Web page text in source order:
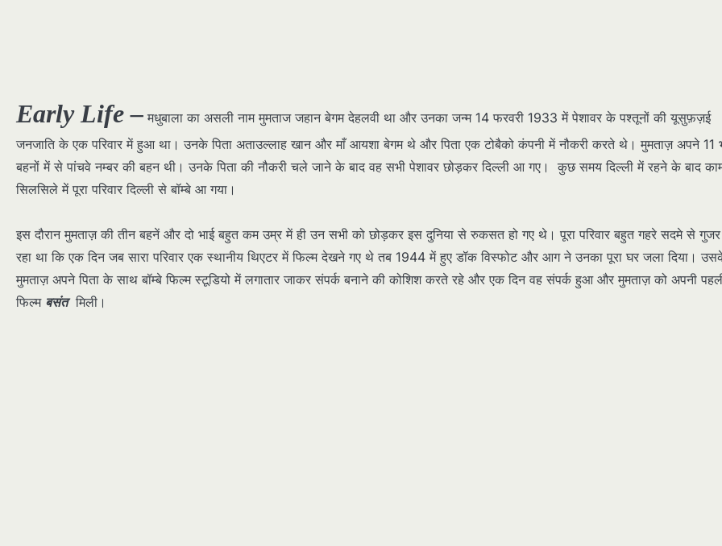
Early Life – मधुबाला का असली नाम मुमताज जहान बेगम देहलवी था और उनका जन्म 14 फरवरी 1933 में पेशावर के पश्तूनों की यूसुफ़ज़ई
जनजाति के एक परिवार में हुआ था। उनके पिता अताउल्लाह खान और माँ आयशा बेगम थे और पिता एक टोबैको कंपनी में नौकरी करते थे। मुमताज़ अपने 11
बहनों में से पांचवे नम्बर की बहन थी। उनके पिता की नौकरी चले जाने के बाद वह सभी पेशावर छोड़कर दिल्ली आ गए। कुछ समय दिल्ली में रहने के बाद
सिलसिले में पूरा परिवार दिल्ली से बॉम्बे आ गया।
इस दौरान मुमताज़ की तीन बहनें और दो भाई बहुत कम उम्र में ही उन सभी को छोड़कर इस दुनिया से रुकसत हो गए थे। पूरा परिवार बहुत गहरे सदमे से गुजर
रहा था कि एक दिन जब सारा परिवार एक स्थानीय थिएटर में फिल्म देखने गए थे तब 1944 में हुए डॉक विस्फोट और आग ने उनका पूरा घर जला दिया।
मुमताज़ अपने पिता के साथ बॉम्बे फिल्म स्टूडियो में लगातार जाकर संपर्क बनाने की कोशिश करते रहे और एक दिन वह संपर्क हुआ और मुमताज़ को अपनी
फिल्म बसंतमिली।